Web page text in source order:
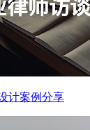
计案例分享